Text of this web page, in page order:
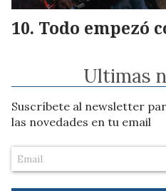
Todo empezó
Ultimas
Suscríbete al newsletter
las novedades en tu email